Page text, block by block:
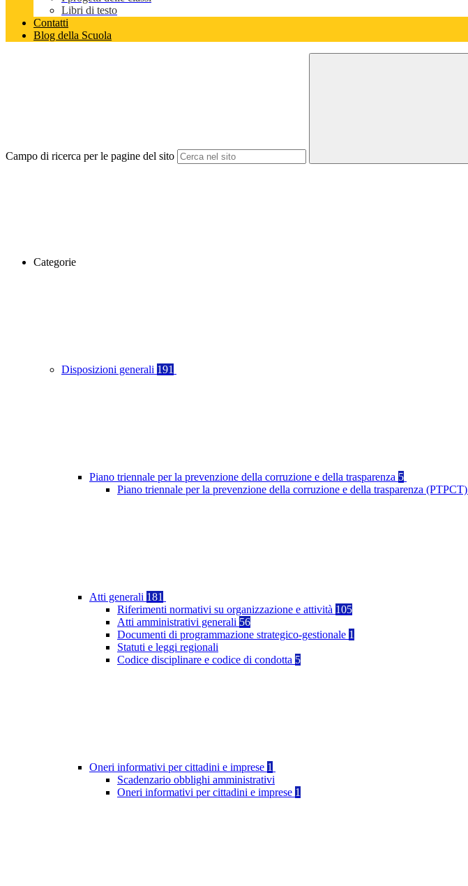
Libri di testo
Contatti
Blog della Scuola
Campo di ricerca per le pagine del sito
Categorie
Disposizioni generali 191
Piano triennale per la prevenzione della corruzione e della trasparenza 5
Piano triennale per la prevenzione della corruzione e della trasparenza (PTPCT)
Atti generali 181
Riferimenti normativi su organizzazione e attività 105
Atti amministrativi generali 56
Documenti di programmazione strategico-gestionale 1
Statuti e leggi regionali
Codice disciplinare e codice di condotta 5
Oneri informativi per cittadini e imprese 1
Scadenzario obblighi amministrativi
Oneri informativi per cittadini e imprese 1